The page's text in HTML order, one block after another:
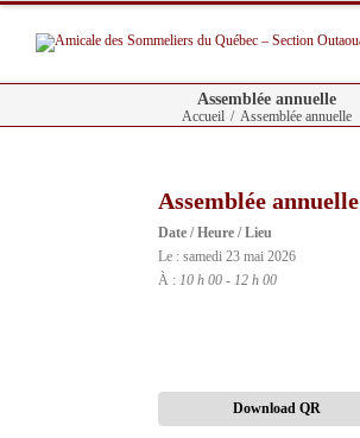
Assemblée annuelle
Accueil / Assemblée annuelle
Assemblée annuelle
Date / Heure / Lieu
Le : samedi 23 mai 2026
À : 10 h 00 - 12 h 00
Download QR